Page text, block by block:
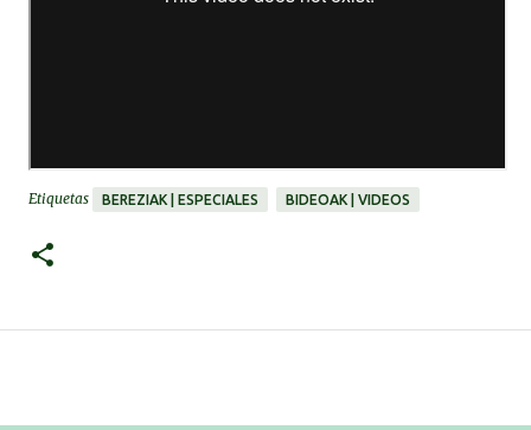
Etiquetas BEREZIAK | ESPECIALES BIDEOAK | VIDEOS